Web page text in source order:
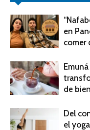
en
comer
de
Del
el